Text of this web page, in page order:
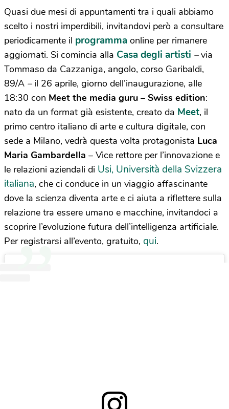
Quasi due mesi di appuntamenti tra i quali abbiamo
scelto i nostri imperdibili, invitandovi però a consultare
periodicamente il programma online per rimanere
aggiornati. Si comincia alla Casa degli artisti –via
Tommaso da Cazzaniga, angolo, corso Garibaldi,
89/A –il 26 aprile, giorno dell’inaugurazione, alle
18:30 con Meet the media guru – Swiss edition:
nato da un format già esistente, creato da Meet, il
primo centro italiano di arte e cultura digitale, con
sede a Milano, vedrà questa volta protagonista Luca
Maria Gambardella – Vice rettore per l’innovazione e
le relazioni aziendali di Usi, Università della Svizzera
italiana, che ci conduce in un viaggio affascinante
dove la scienza diventa arte e ci aiuta a riflettere sulla
relazione tra essere umano e macchine, invitandoci a
scoprire l’evoluzione futura dell’intelligenza artificiale.
Per registrarsi all’evento, gratuito, qui.